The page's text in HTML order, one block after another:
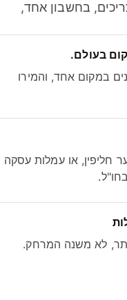
בחשבון אחד,
בעולם.
אחד, והמירו
חליפין, או עמלות עסקה
לא משנה המרחק.